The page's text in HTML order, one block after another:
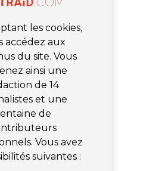
les cookies,
accédez aux
du site. Vous
ainsi une
de 14
et une
de
Vous avez
suivantes :